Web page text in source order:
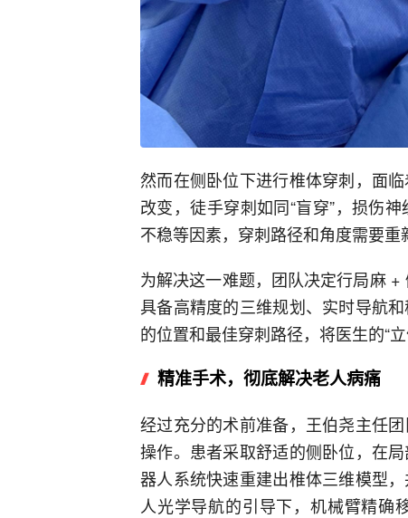
然而在侧卧位下进行椎体穿刺，面
改变，徒手穿刺如同“盲穿”，损伤
不稳等因素，穿刺路径和角度需要重
为解决这一难题，团队决定行局麻
具备高精度的三维规划、实时导航
的位置和最佳穿刺路径，将医生的“
精准手术，彻底解决老人病痛
经过充分的术前准备，王伯尧主任
操作。患者采取舒适的侧卧位，在
器人系统快速重建出椎体三维模型
人光学导航的引导下，机械臂精确